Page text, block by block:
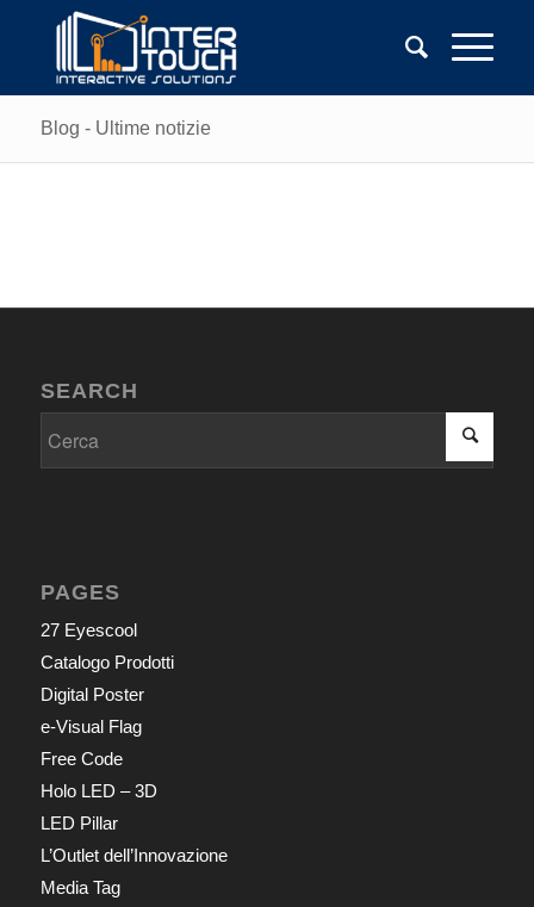
Blog - Ultime notizie
SEARCH
PAGES
27 Eyescool
Catalogo Prodotti
Digital Poster
e-Visual Flag
Free Code
Holo LED – 3D
LED Pillar
L’Outlet dell’Innovazione
Media Tag